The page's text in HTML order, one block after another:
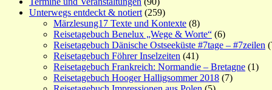
Unterwegs entdeckt & notiert (259)
Märzlesung17 Texte und Kontexte (8)
Reisetagebuch Benelux „Wege & Worte“ (6)
Reisetagebuch Dänische Ostseeküste #7tage – #7zeilen
Reisetagebuch Föhrer Inselzeiten (41)
Reisetagebuch Frankreich: Normandie – Bretagne (1)
Reisetagebuch Hooger Halligsommer 2018 (7)